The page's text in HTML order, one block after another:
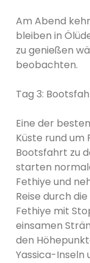
Am Abend
bleiben in
zu genießen
beobachten.
Tag 3:
Eine der
Küste rund um
Bootsfahrt zu
starten
Fethiye und
Reise durch
Fethiye mit
einsamen
den
Yassica-Inseln